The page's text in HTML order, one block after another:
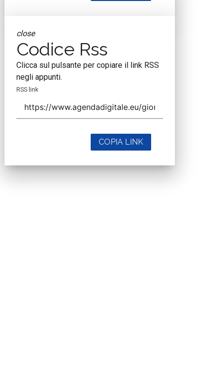
close
Codice Rss
Clicca sul pulsante per copiare il link RSS
negli appunti.
RSS link
COPIA LINK